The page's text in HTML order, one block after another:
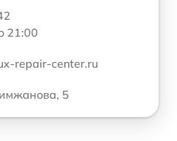
21:00
repair-center.ru
5